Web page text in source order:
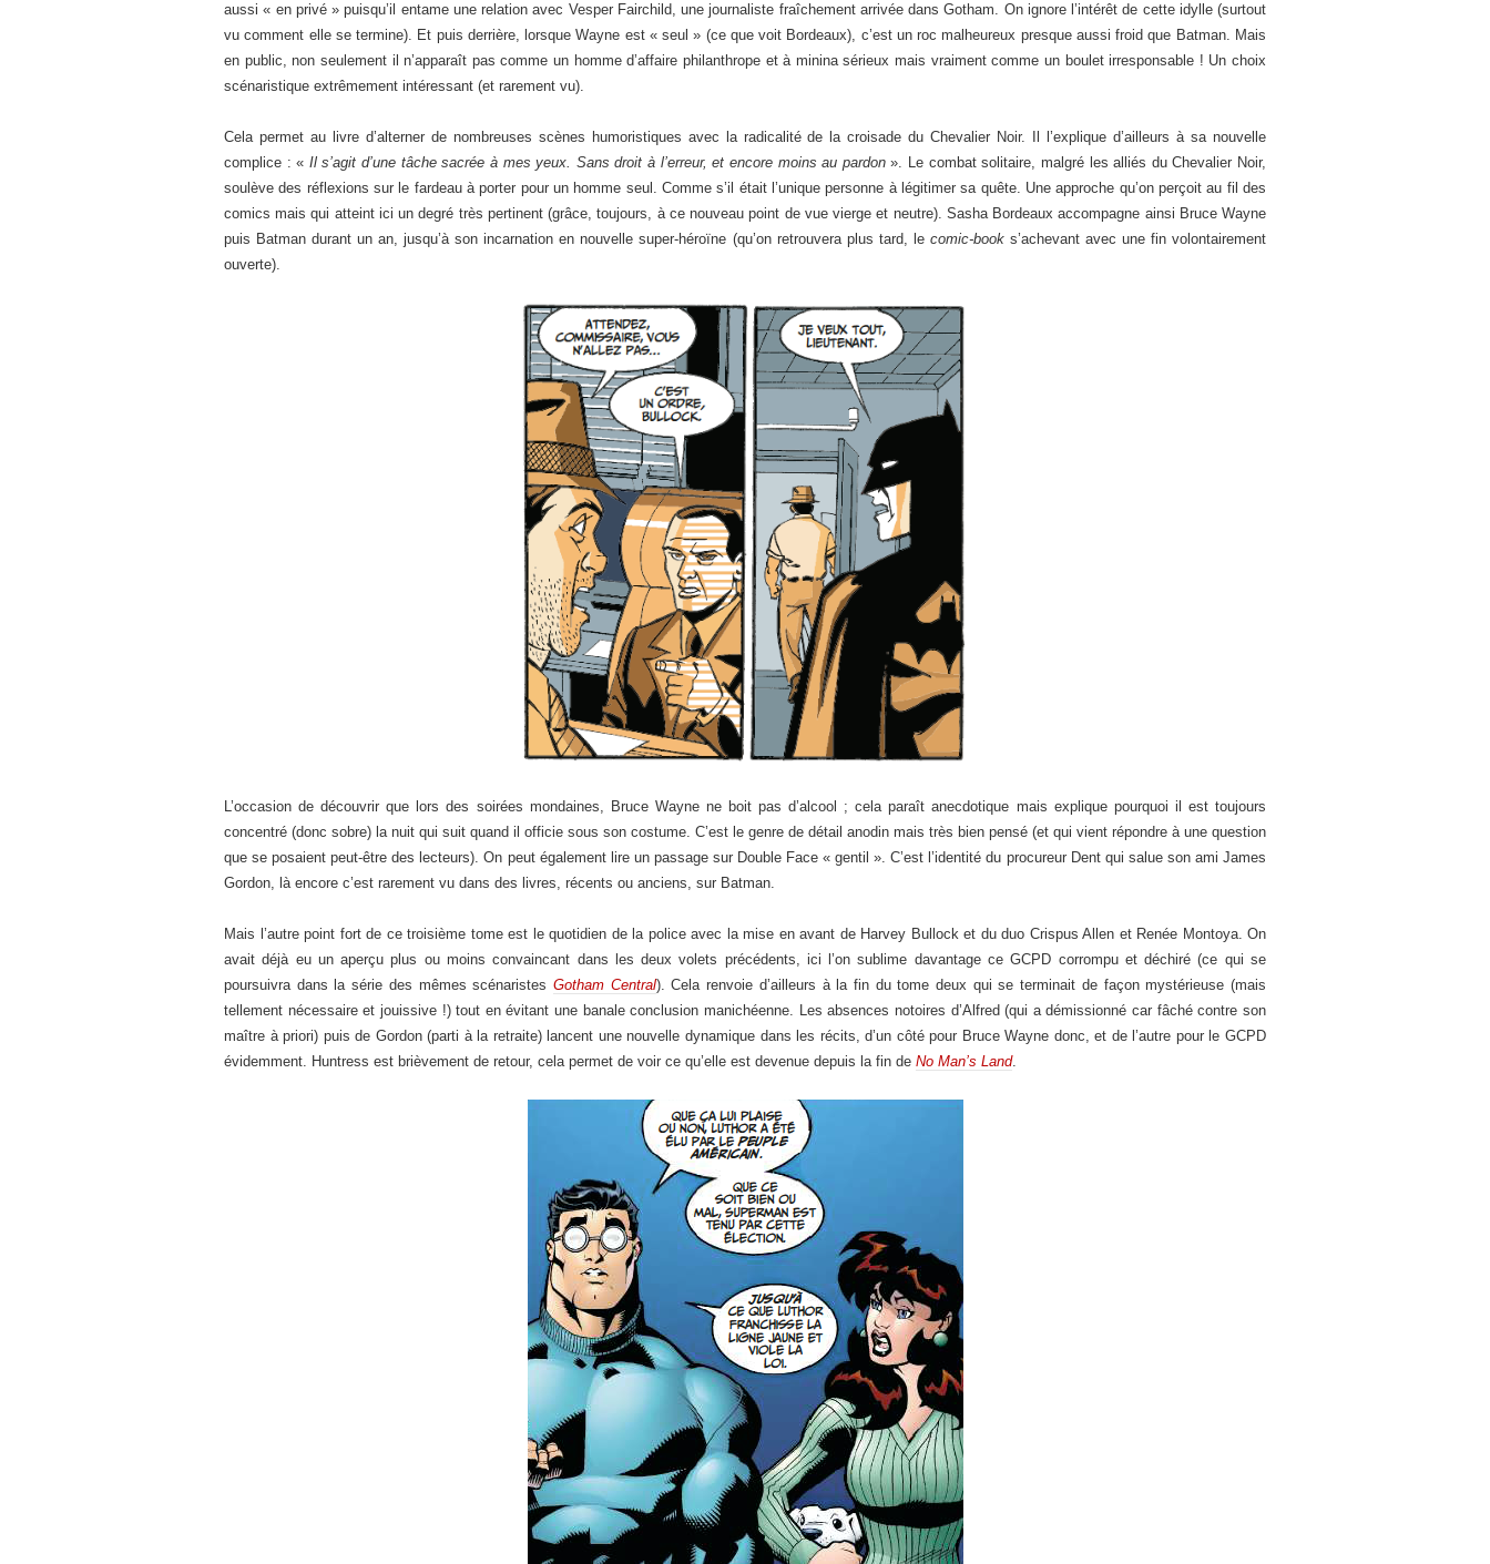
aussi « en privé » puisqu’il entame une relation avec Vesper Fairchild, une journaliste fraîchement arrivée dans Gotham. On ignore l’intérêt de cette idylle (surtout
vu comment elle se termine). Et puis derrière, lorsque Wayne est « seul » (ce que voit Bordeaux), c’est un roc malheureux presque aussi froid que Batman. Mais
en public, non seulement il n’apparaît pas comme un homme d’affaire philanthrope et à minina sérieux mais vraiment comme un boulet irresponsable ! Un choix
scénaristique extrêmement intéressant (et rarement vu).
Cela permet au livre d’alterner de nombreuses scènes humoristiques avec la radicalité de la croisade du Chevalier Noir. Il l’explique d’ailleurs à sa nouvelle
complice : « Il s’agit d’une tâche sacrée à mes yeux. Sans droit à l’erreur, et encore moins au pardon». Le combat solitaire, malgré les alliés du Chevalier Noir,
soulève des réflexions sur le fardeau à porter pour un homme seul. Comme s’il était l’unique personne à légitimer sa quête. Une approche qu’on perçoit au fil des
comics mais qui atteint ici un degré très pertinent (grâce, toujours, à ce nouveau point de vue vierge et neutre). Sasha Bordeaux accompagne ainsi Bruce Wayne
puis Batman durant un an, jusqu’à son incarnation en nouvelle super-héroïne (qu’on retrouvera plus tard, le comic-books’achevant avec une fin volontairement
ouverte).
L’occasion de découvrir que lors des soirées mondaines, Bruce Wayne ne boit pas d’alcool ; cela paraît anecdotique mais explique pourquoi il est toujours
concentré (donc sobre) la nuit qui suit quand il officie sous son costume. C’est le genre de détail anodin mais très bien pensé (et qui vient répondre à une question
que se posaient peut-être des lecteurs). On peut également lire un passage sur Double Face « gentil ». C’est l’identité du procureur Dent qui salue son ami James
Gordon, là encore c’est rarement vu dans des livres, récents ou anciens, sur Batman.
Mais l’autre point fort de ce troisième tome est le quotidien de la police avec la mise en avant de Harvey Bullock et du duo Crispus Allen et Renée Montoya. On
avait déjà eu un aperçu plus ou moins convaincant dans les deux volets précédents, ici l’on sublime davantage ce GCPD corrompu et déchiré (ce qui se
poursuivra dans la série des mêmes scénaristes Gotham Central). Cela renvoie d’ailleurs à la fin du tome deux qui se terminait de façon mystérieuse (mais
tellement nécessaire et jouissive !) tout en évitant une banale conclusion manichéenne. Les absences notoires d’Alfred (qui a démissionné car fâché contre son
maître à priori) puis de Gordon (parti à la retraite) lancent une nouvelle dynamique dans les récits, d’un côté pour Bruce Wayne donc, et de l’autre pour le GCPD
évidemment. Huntress est brièvement de retour, cela permet de voir ce qu’elle est devenue depuis la fin de No Man’s Land.